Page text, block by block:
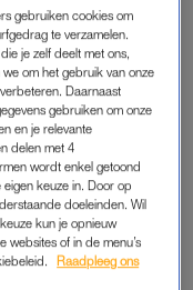
vind het zo erg …”
Mijn beeld van
voor jezelf – klopt
belde onze zoon
dat ook zijn tweede
op het laatste
nu op weg naar het
vol krokodillen.
gebruiken cookies om
te verzamelen.
je zelf deelt met ons,
om het gebruik van onze
Daarnaast
gebruiken om onze
en je relevante
delen met 4
wordt enkel getoond
eigen keuze in. Door op
doeleinden. Wil
kun je opnieuw
websites of in de menu’s
Raadpleeg ons